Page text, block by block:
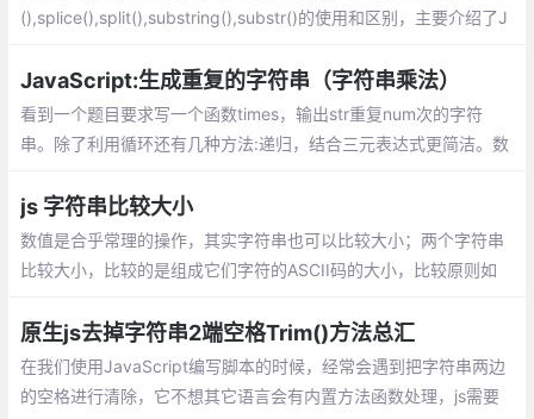
(),splice(),split(),substring(),substr()的使用和区别，主要介绍了J
JavaScript:生成重复的字符串（字符串乘法）
看到一个题目要求写一个函数times，输出str重复num次的字符
串。除了利用循环还有几种方法:递归，结合三元表达式更简洁。数
js 字符串比较大小
数值是合乎常理的操作，其实字符串也可以比较大小；两个字符串
比较大小，比较的是组成它们字符的ASCII码的大小，比较原则如
原生js去掉字符串2端空格Trim()方法总汇
在我们使用JavaScript编写脚本的时候，经常会遇到把字符串两边
的空格进行清除，它不想其它语言会有内置方法函数处理，js需要